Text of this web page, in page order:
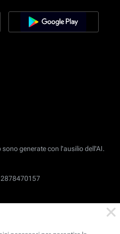
sono generate con l'ausilio dell'AI.